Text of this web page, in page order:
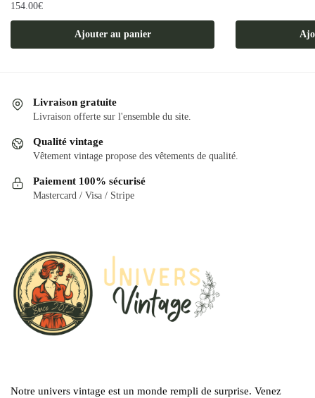
154.00€
Ajouter au panier
Livraison gratuite
Livraison offerte sur l'ensemble du site.
Qualité vintage
Vêtement vintage propose des vêtements de qualité.
Paiement 100% sécurisé
Mastercard / Visa / Stripe
Notre univers vintage est un monde rempli de surprise. Venez